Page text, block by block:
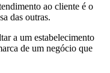
ao cliente é o
das outras.
a um estabelecimento
de um negócio que